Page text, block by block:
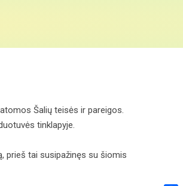
Šalių teisės ir pareigos.
tinklapyje.
prieš tai susipažinęs su šiomis